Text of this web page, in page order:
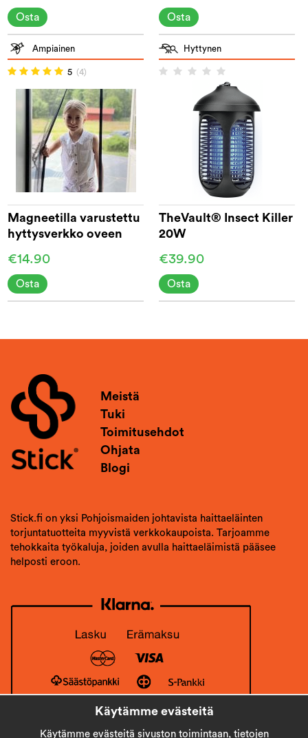
Osta Osta
Ampiainen
5 (4)
Magneetilla varustettu
hyttysverkko oveen
€14.90
Osta
Hyttynen
TheVault® Insect Killer
20W
€39.90
Osta
Meistä
Tuki
Toimitusehdot
Ohjata
Blogi
Stick.fi on yksi Pohjoismaiden johtavista haittaeläinten
torjuntatuotteita myyvistä verkkokaupoista. Tarjoamme
tehokkaita työkaluja, joiden avulla haittaeläimistä pääsee
helposti eroon.
Käytämme evästeitä
Käytämme evästeitä sivuston toimintaan, tietojen